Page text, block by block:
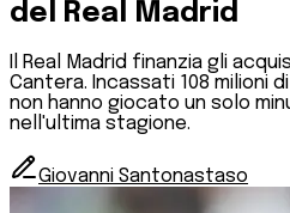
del Real Madrid
Il Real Madrid finanzia gli
Cantera. Incassati 108 milioni
non hanno giocato un solo
nell'ultima stagione.
Giovanni Santonastaso